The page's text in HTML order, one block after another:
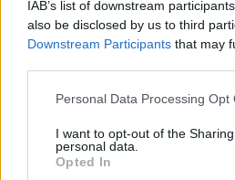
IAB’s list of downstream
also be disclosed by us to third
Downstream Participants that may
Please note that this website/app
not limited to your visit or usage
grant or deny consent to Google
use your data for below specified
Personal Data Processing Opt
I want to opt-out of the
personal data.
Opted In
Gallura, finti clienti
protagonisti